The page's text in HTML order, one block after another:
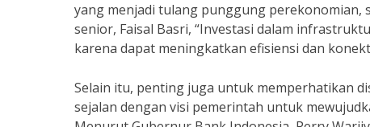
yang menjadi tulang punggung
senior, Faisal Basri, “Investasi dalam
karena dapat meningkatkan efisiensi dan
Selain itu, penting juga untuk memperhatikan
sejalan dengan visi pemerintah untuk